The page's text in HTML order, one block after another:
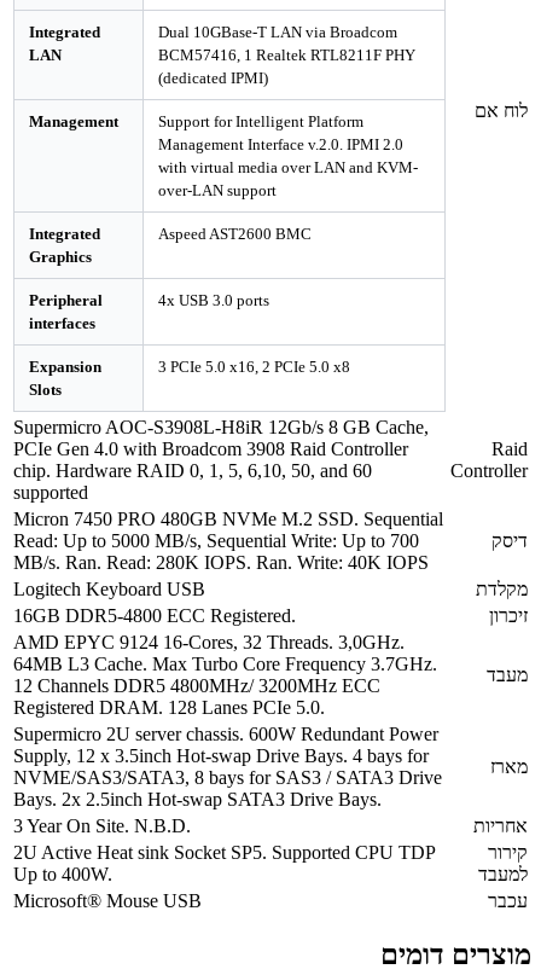
לוח אם
Integrated
LAN
Dual 10GBase-T LAN via Broadcom
BCM57416, 1 Realtek RTL8211F PHY
(dedicated IPMI)
Management
Support for Intelligent Platform
Management Interface v.2.0. IPMI 2.0
with virtual media over LAN and KVM-
over-LAN support
Integrated
Graphics
Aspeed AST2600 BMC
Peripheral
interfaces
4x USB 3.0 ports
Expansion
Slots
3 PCIe 5.0 x16, 2 PCIe 5.0 x8
Raid
Controller
Supermicro AOC-S3908L-H8iR 12Gb/s 8 GB Cache,
PCIe Gen 4.0 with Broadcom 3908 Raid Controller
chip. Hardware RAID 0, 1, 5, 6,10, 50, and 60
supported
דיסק
Micron 7450 PRO 480GB NVMe M.2 SSD. Sequential
Read: Up to 5000 MB/s, Sequential Write: Up to 700
MB/s. Ran. Read: 280K IOPS. Ran. Write: 40K IOPS
מקלדת
Logitech Keyboard USB
זיכרון
16GB DDR5-4800 ECC Registered.
מעבד
AMD EPYC 9124 16-Cores, 32 Threads. 3,0GHz.
64MB L3 Cache. Max Turbo Core Frequency 3.7GHz.
12 Channels DDR5 4800MHz/ 3200MHz ECC
Registered DRAM. 128 Lanes PCIe 5.0.
מארז
Supermicro 2U server chassis. 600W Redundant Power
Supply, 12 x 3.5inch Hot-swap Drive Bays. 4 bays for
NVME/SAS3/SATA3, 8 bays for SAS3 / SATA3 Drive
Bays. 2x 2.5inch Hot-swap SATA3 Drive Bays.
אחריות
3 Year On Site. N.B.D.
קירור
למעבד
2U Active Heat sink Socket SP5. Supported CPU TDP
Up to 400W.
עכבר
Microsoft® Mouse USB
מוצרים דומים